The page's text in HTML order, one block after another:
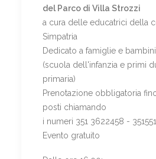
del Parco di Villa Strozzi
a cura delle educatrici della
Simpatria
Dedicato a famiglie e
(scuola dell'infanzia e primi
primaria)
Prenotazione obbligatoria
posti chiamando
i numeri 351 3622458 -
Evento gratuito